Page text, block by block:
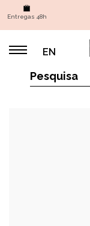
Entregas 48h
EN